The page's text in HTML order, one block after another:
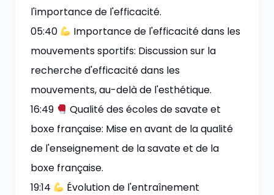
l'importance de l'efficacité.
05:40
Importance de l'efficacité dans les
mouvements sportifs: Discussion sur la
recherche d'efficacité dans les
mouvements, au-delà de l'esthétique.
16:49
Qualité des écoles de savate et
boxe française: Mise en avant de la qualité
de l'enseignement de la savate et de la
boxe française.
19:14
Évolution de l'entraînement